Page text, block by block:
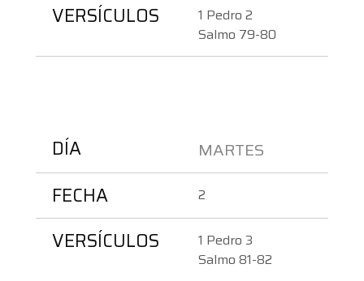
VERSÍCULOS
1 Pedro 2
Salmo 79-80
DÍA MARTES
FECHA 2
VERSÍCULOS
1 Pedro 3
Salmo 81-82